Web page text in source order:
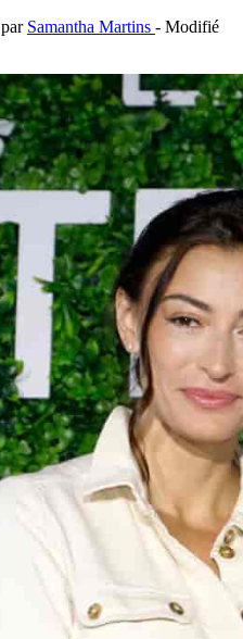
par Samantha Martins - Modifié